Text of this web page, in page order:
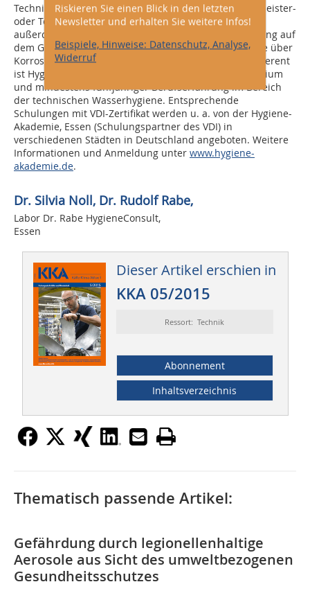
Technik vertritt und ein einschlägiges Studium oder Meister-
oder Technikerprüfung absolviert haben muss und
außerdem eine mindestens fünfjährige Berufserfahrung auf
dem Gebiet wasserführender Anlagen und Kenntnisse über
Korrosionsvorgänge nachweisen muss. Der zweite Referent
ist Hygieniker/Mikrobiologe mit entsprechendem Studium
und mindestens fünfjähriger Berufserfahrung im Bereich
der technischen Wasserhygiene. Entsprechende
Schulungen mit VDI-Zertifikat werden u. a. von der Hygiene-
Akademie, Essen (Schulungspartner des VDI) in
verschiedenen Städten in Deutschland angeboten. Weitere
Informationen und Anmeldung unter www.hygiene-
akademie.de.
Dr. Silvia Noll, Dr. Rudolf Rabe,
Labor Dr. Rabe HygieneConsult,
Essen
Dieser Artikel erschien in
KKA 05/2015
Ressort: Technik
Abonnement
Inhaltsverzeichnis
Riskieren Sie einen Blick in den letzten
Newsletter und erhalten Sie weitere Infos!
Beispiele, Hinweise: Datenschutz, Analyse,
Widerruf
Thematisch passende Artikel:
Gefährdung durch legionellenhaltige
Aerosole aus Sicht des umweltbezogenen
Gesundheitsschutzes